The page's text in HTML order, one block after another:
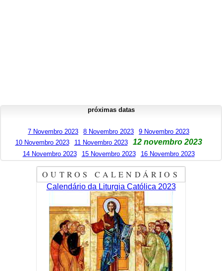
próximas datas
7 Novembro 2023 8 Novembro 2023
9 Novembro 2023
10 Novembro 2023
11 Novembro 2023 12 novembro 2023
14 Novembro 2023 15 Novembro 2023 16 Novembro 2023
OUTROS CALENDÁRIOS
Calendário da Liturgia Católica 2023